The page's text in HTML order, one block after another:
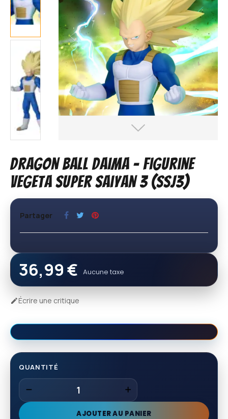
Dragon Ball Daima – Figurine
Vegeta Super Saiyan 3 (SSJ3)
Partager
36,99 € Aucune taxe
Écrire une critique
QUANTITÉ
AJOUTER AU PANIER